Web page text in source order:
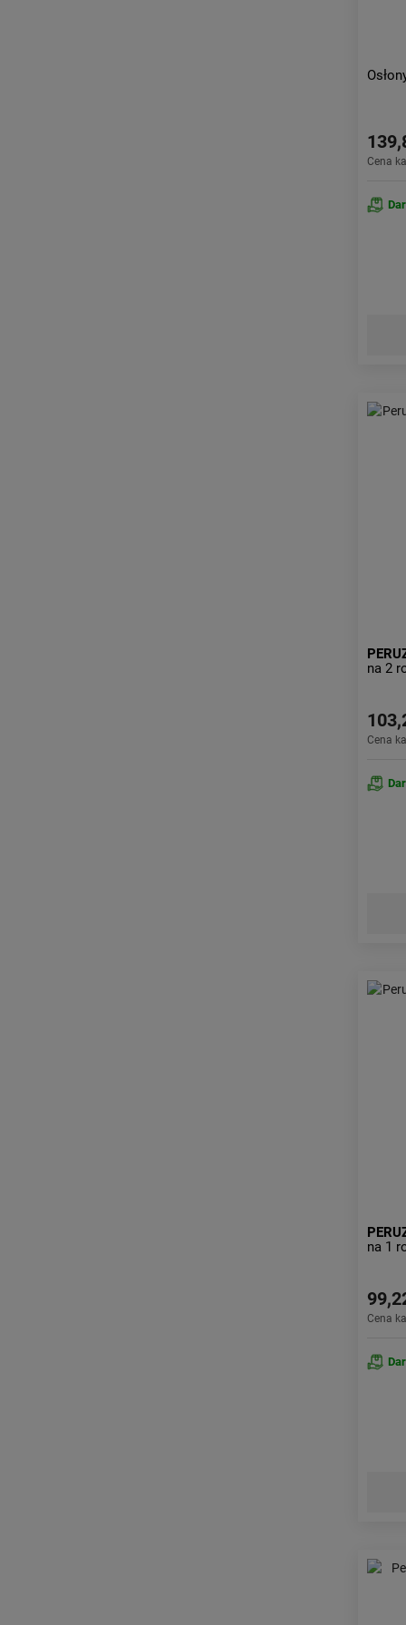
Cena
na 2
Cena
na 1
Cena